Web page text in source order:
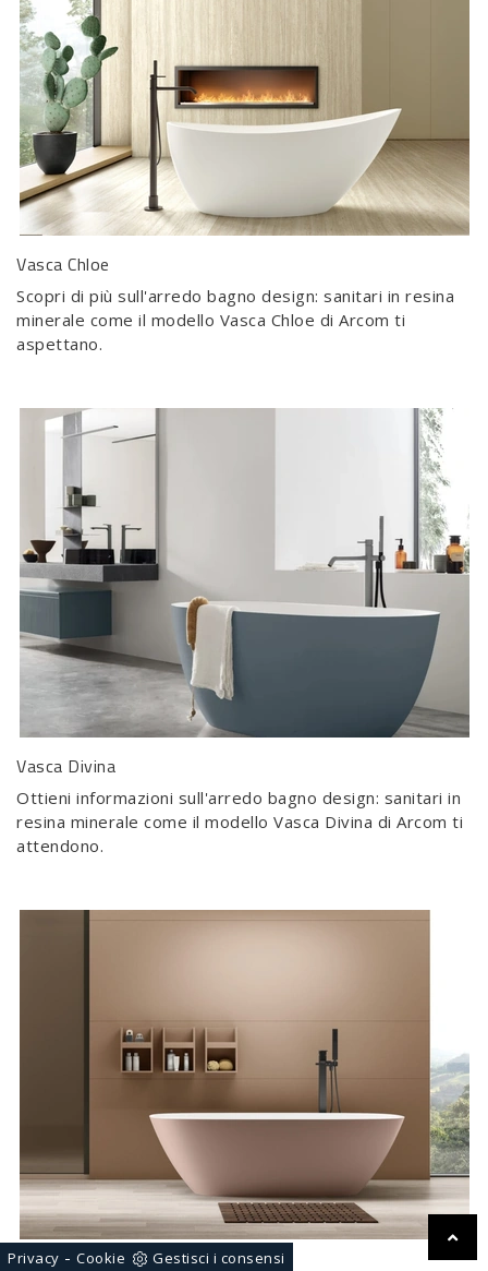
Privacy - Cookie Gestisci i consensi
Vasca Chloe
Scopri di più sull'arredo bagno design: sanitari in resina
minerale come il modello Vasca Chloe di Arcom ti
aspettano.
Vasca Divina
Ottieni informazioni sull'arredo bagno design: sanitari in
resina minerale come il modello Vasca Divina di Arcom ti
attendono.